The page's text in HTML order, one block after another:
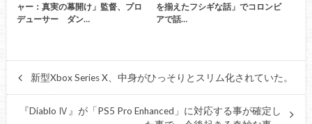
ャー：真実の幕開け」監督、プロ
デューサー ダン…
を揃えたフシギな話」でコロンビ
アで話…
新型Xbox Series X、中身がひっそりとスリム化されていた。
『Diablo Ⅳ』が「PS5 Pro Enhanced」に対応する事が確定し